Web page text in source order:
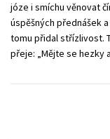
józe i smíchu věnovat
úspěšných přednášek
tomu přidal střízlivost.
přeje: „Mějte se hezky